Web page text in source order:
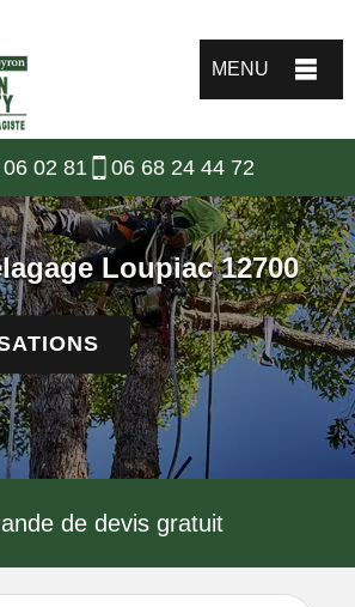
MENU
02 81 06 68 24 44 72
Loupiac 12700
de devis gratuit